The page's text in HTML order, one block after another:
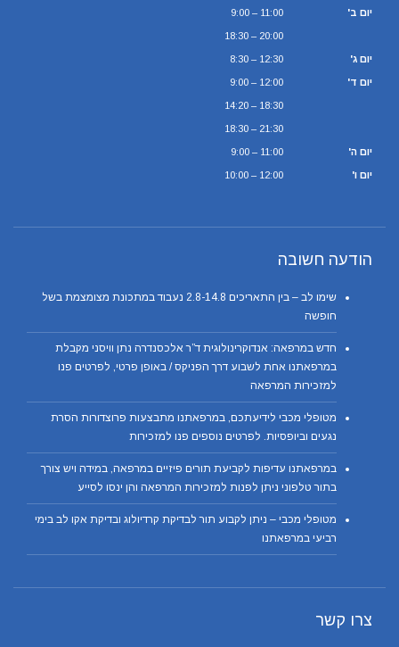
יום ב' 9:00 – 11:00
18:30 – 20:00
יום ג' 8:30 – 12:30
יום ד' 9:00 – 12:00
14:20 – 18:30
18:30 – 21:30
יום ה' 9:00 – 11:00
יום ו' 10:00 – 12:00
הודעה חשובה
שימו לב – בין התאריכים 2.8-14.8 נעבוד במתכונת מצומצמת בשל
חופשה
חדש במרפאה: אנדוקרינולוגית ד”ר אלכסנדרה נתן וויסני מקבלת
במרפאתנו אחת לשבוע דרך הפניקס / באופן פרטי, לפרטים פנו
למזכירות המרפאה
מטופלי מכבי לידיעתכם, במרפאתנו מתבצעות פרוצדורות הסרת
נגעים וביופסיות. לפרטים נוספים פנו למזכירות
במרפאתנו עדיפות לקביעת תורים פיזיים במרפאה, במידה ויש צורך
בתור טלפוני ניתן לפנות למזכירות המרפאה והן ינסו לסייע
מטופלי מכבי – ניתן לקבוע תור לבדיקת קרדיולוג ובדיקת אקו לב בימי
רביעי במרפאתנו
צרו קשר